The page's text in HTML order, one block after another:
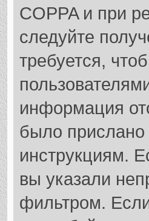
COPPA и при
следуйте
требуется,
информация
было
инструкциям.
вы указали
фильтром.